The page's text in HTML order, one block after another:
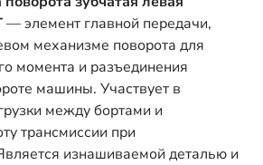
— элемент главной передачи,
механизме поворота для
момента и разъединения
машины. Участвует в
между бортами и
трансмиссии при
изнашиваемой деталью и